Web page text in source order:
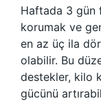
Haftada 3 gün
korumak ve
en az üç ila
olabilir. Bu
destekler, kilo
gücünü